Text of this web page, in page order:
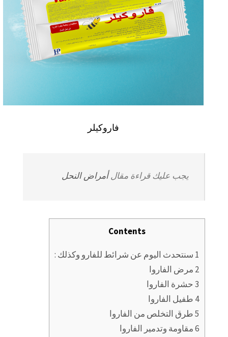
فاروكيلر
يجب عليك قراءة مقالأمراض النحل
Contents
1 سنتحدث اليوم عن شرائط للفارو وكذلك :
2 مرض الفاروا
3حشرة الفاروا
4 طفيل الفاروا
5طرق التخلص من الفاروا
6مقاومة وتدمير الفاروا